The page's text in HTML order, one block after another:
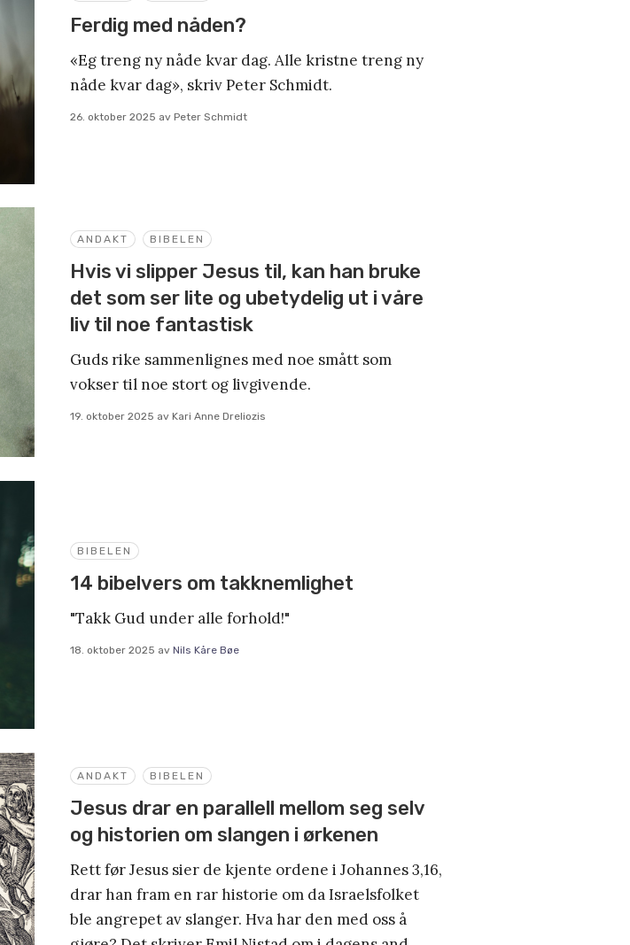
Ferdig med nåden?
«Eg treng ny nåde kvar dag. Alle kristne treng ny
nåde kvar dag», skriv Peter Schmidt.
26. oktober 2025 av Peter Schmidt
ANDAKT BIBELEN
Hvis vi slipper Jesus til, kan han bruke
det som ser lite og ubetydelig ut i våre
liv til noe fantastisk
Guds rike sammenlignes med noe smått som
vokser til noe stort og livgivende.
19. oktober 2025 av Kari Anne Dreliozis
BIBELEN
14 bibelvers om takknemlighet
"Takk Gud under alle forhold!"
18. oktober 2025 av Nils Kåre Bøe
ANDAKT BIBELEN
Jesus drar en parallell mellom seg selv
og historien om slangen i ørkenen
Rett før Jesus sier de kjente ordene i Johannes 3,16,
drar han fram en rar historie om da Israelsfolket
ble angrepet av slanger. Hva har den med oss å